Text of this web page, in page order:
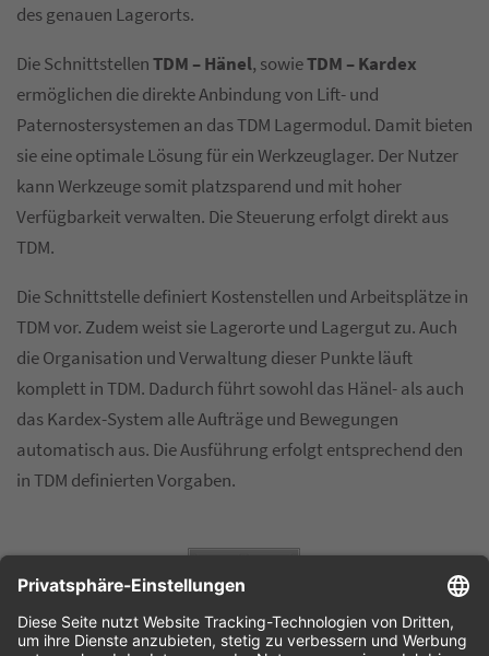
des genauen Lagerorts.
Die SchnittstellenTDM – Hänel, sowieTDM – Kardex
ermöglichen die direkte Anbindung von Lift- und
Paternostersystemen an das TDM Lagermodul. Damit bieten
sie eine optimale Lösung für ein Werkzeuglager. Der Nutzer
kann Werkzeuge somit platzsparend und mit hoher
Verfügbarkeit verwalten. Die Steuerung erfolgt direkt aus
TDM.
Die Schnittstelle definiert Kostenstellen und Arbeitsplätze in
TDM vor. Zudem weist sie Lagerorte und Lagergut zu. Auch
die Organisation und Verwaltung dieser Punkte läuft
komplett in TDM. Dadurch führt sowohl das Hänel- als auch
das Kardex-System alle Aufträge und Bewegungen
automatisch aus. Die Ausführung erfolgt entsprechend den
in TDM definierten Vorgaben.